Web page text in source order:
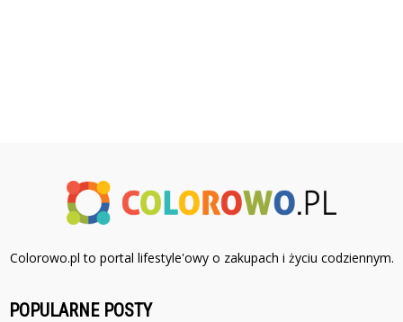
Colorowo.pl to portal lifestyle'owy o zakupach i życiu codziennym.
POPULARNE POSTY